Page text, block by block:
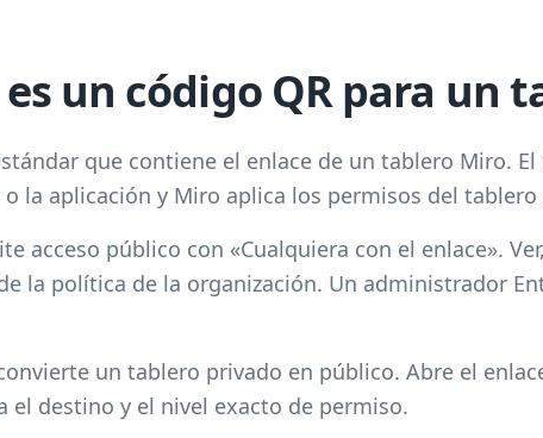
es un código QR para un
que contiene el enlace de un tablero Miro.
o la aplicación y Miro aplica los permisos del
acceso público con «Cualquiera con el enlace».
la política de la organización. Un administrador
un tablero privado en público. Abre el
el destino y el nivel exacto de permiso.